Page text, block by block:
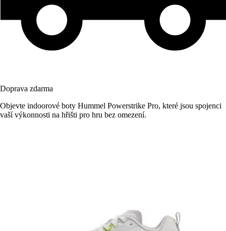
Doprava zdarma
Objevte indoorové boty Hummel Powerstrike Pro, které jsou spojenci
vaší výkonnosti na hřišti pro hru bez omezení.